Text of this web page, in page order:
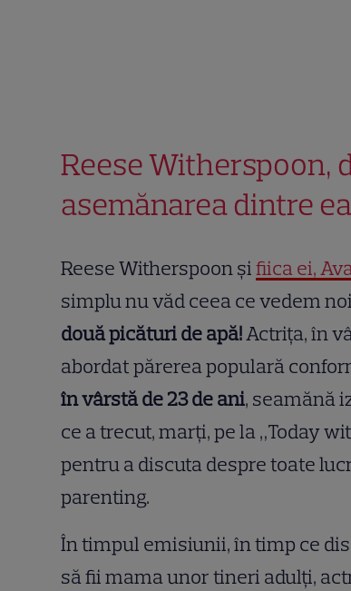
Reese Witherspoon,
asemănarea dintre
Reese Witherspoon șifiica ei,
simplu nu văd ceea ce vedem
două picături de apă!Actrița, în
abordat părerea populară
în vârstă de 23 de ani, seamănă
ce a trecut, marți, pe la „Today
pentru a discuta despre toate
parenting.
În timpul emisiunii, în timp ce
să fii mama unor tineri adulți,